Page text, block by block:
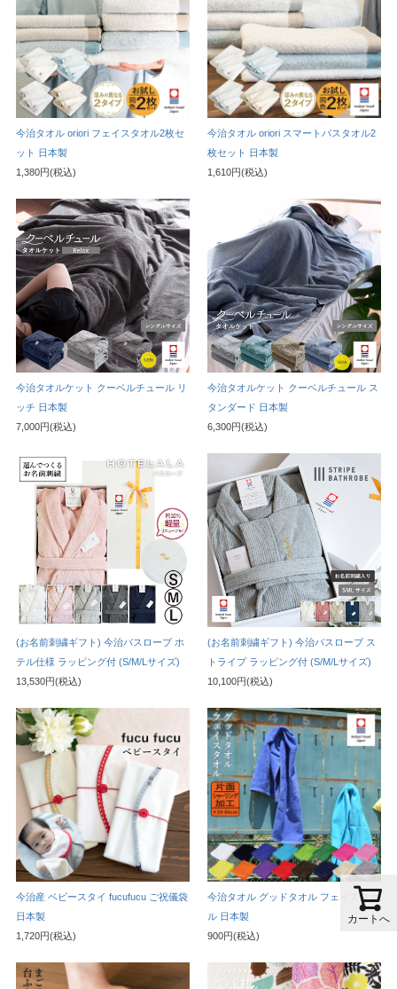
今治タオル oriori フェイスタオル2枚セ
ット 日本製
1,380円(税込)
今治タオル oriori スマートバスタオル2
枚セット 日本製
1,610円(税込)
今治タオルケット クーベルチュール リ
ッチ 日本製
7,000円(税込)
今治タオルケット クーベルチュール ス
タンダード 日本製
6,300円(税込)
(お名前刺繍ギフト) 今治バスローブ ホ
テル仕様 ラッピング付 (S/M/Lサイズ)
13,530円(税込)
(お名前刺繍ギフト) 今治バスローブ ス
トライプ ラッピング付 (S/M/Lサイズ)
10,100円(税込)
今治産 ベビースタイ fucufucu ご祝儀袋
日本製
1,720円(税込)
今治タオル グッドタオル フェイスタオ
ル 日本製
900円(税込)
カートへ